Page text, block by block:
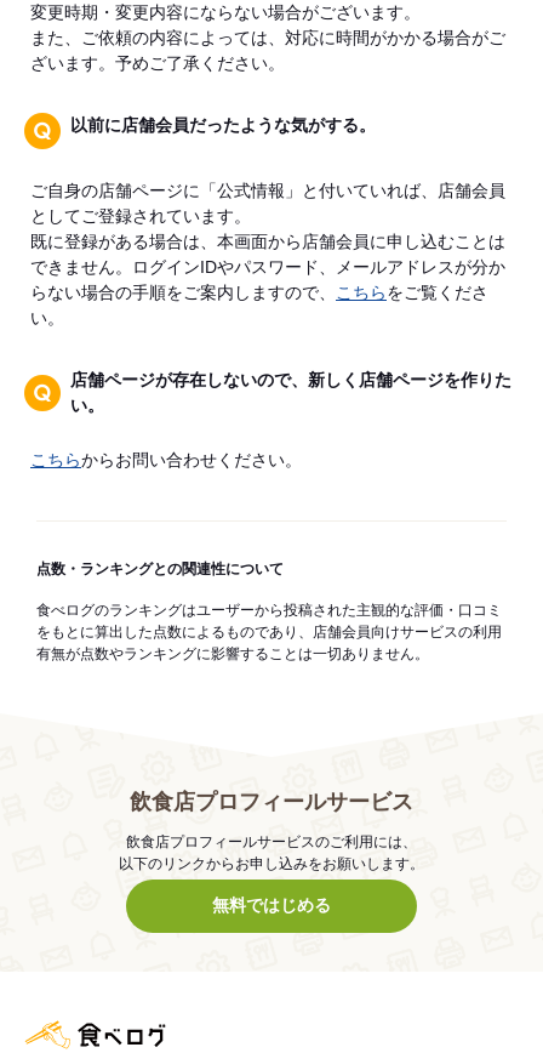
変更時期・変更内容にならない場合がございます。
また、ご依頼の内容によっては、対応に時間がかかる場合がご
ざいます。予めご了承ください。
以前に店舗会員だったような気がする。
ご自身の店舗ページに「公式情報」と付いていれば、店舗会員
としてご登録されています。
既に登録がある場合は、本画面から店舗会員に申し込むことは
できません。ログインIDやパスワード、メールアドレスが分か
らない場合の手順をご案内しますので、
こちらをご覧くださ
い。
店舗ページが存在しないので、新しく店舗ページを作りた
い。
こちらからお問い合わせください。
点数・ランキングとの関連性について
食べログのランキングはユーザーから投稿された主観的な評価・口コミ
をもとに算出した点数によるものであり、店舗会員向けサービスの利用
有無が点数やランキングに影響することは一切ありません。
飲食店プロフィールサービス
飲食店プロフィールサービスのご利用には、
以下のリンクからお申し込みをお願いします。
無料ではじめる